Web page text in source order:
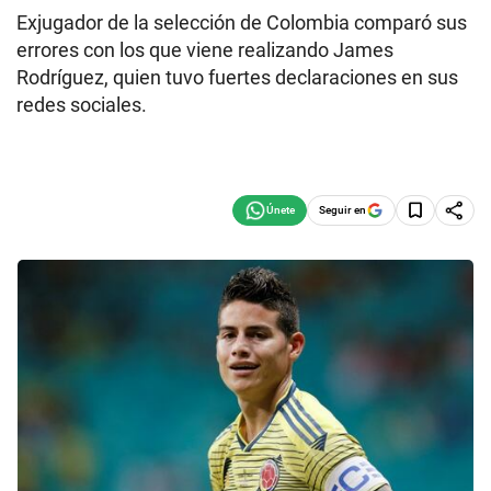
Exjugador de la selección de Colombia comparó sus
errores con los que viene realizando James
Rodríguez, quien tuvo fuertes declaraciones en sus
redes sociales.
Seguir en